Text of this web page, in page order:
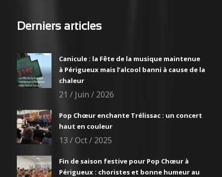
Derniers articles
Canicule : la Fête de la musique maintenue
à Périgueux mais l’alcool banni à cause de la
chaleur
21 / Juin / 2026
Pop Chœur enchante Trélissac : un concert
haut en couleur
13 / Oct / 2025
Fin de saison festive pour Pop Chœur à
Périgueux : choristes et bonne humeur au